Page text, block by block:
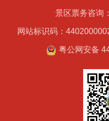
景区票务咨询
网站标识码：
粤公网安备